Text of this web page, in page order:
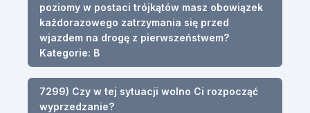
poziomy w postaci trójkątów masz obowiązek
każdorazowego zatrzymania się przed
wjazdem na drogę z pierwszeństwem?
Kategorie: B
7299) Czy w tej sytuacji wolno Ci rozpocząć
wyprzedzanie?